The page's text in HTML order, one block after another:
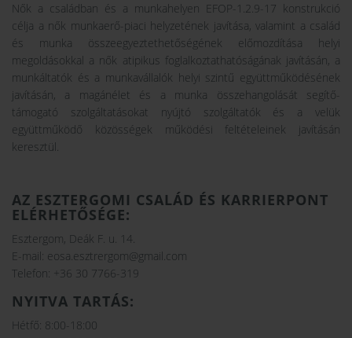
Nők a családban és a munkahelyen EFOP-1.2.9-17 konstrukció
célja a nők munkaerő-piaci helyzetének javítása, valamint a család
és munka összeegyeztethetőségének előmozdítása helyi
megoldásokkal a nők atipikus foglalkoztathatóságának javításán, a
munkáltatók és a munkavállalók helyi szintű együttműködésének
javításán, a magánélet és a munka összehangolását segítő-
támogató szolgáltatásokat nyújtó szolgáltatók és a velük
együttműködő közösségek működési feltételeinek javításán
keresztül.
AZ ESZTERGOMI CSALÁD ÉS KARRIERPONT
ELÉRHETŐSÉGE:
Esztergom, Deák F. u. 14.
E-mail: eosa.esztrergom@gmail.com
Telefon: +36 30 7766-319
NYITVA TARTÁS:
Hétfő: 8:00-18:00